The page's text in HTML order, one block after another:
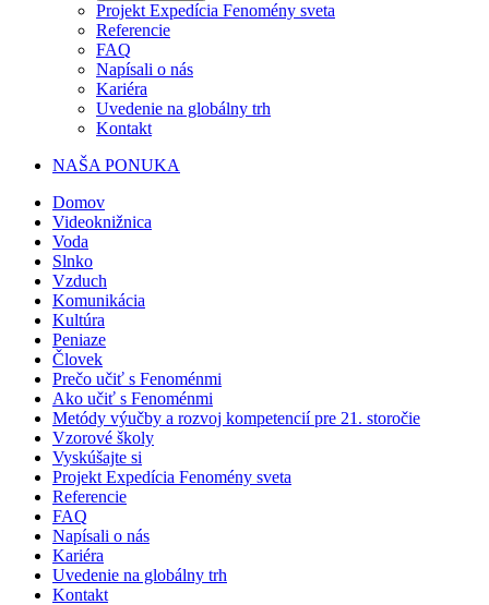
Projekt Expedícia Fenomény sveta
Referencie
FAQ
Napísali o nás
Kariéra
Uvedenie na globálny trh
Kontakt
NAŠA PONUKA
Domov
Videoknižnica
Voda
Slnko
Vzduch
Komunikácia
Kultúra
Peniaze
Človek
Prečo učiť s Fenoménmi
Ako učiť s Fenoménmi
Metódy výučby a rozvoj kompetencií pre 21. storočie
Vzorové školy
Vyskúšajte si
Projekt Expedícia Fenomény sveta
Referencie
FAQ
Napísali o nás
Kariéra
Uvedenie na globálny trh
Kontakt